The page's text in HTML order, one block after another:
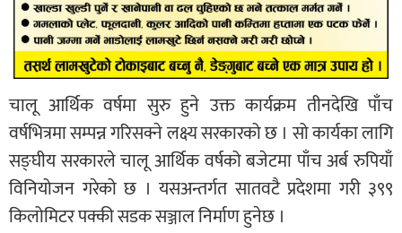
चालू आर्थिक वर्षमा सुरु हुने उक्त कार्यक्रम तीनदेखि पाँच
वर्षभित्रमा सम्पन्न गरिसक्ने लक्ष्य सरकारको छ । सो कार्यका लागि
सङ्घीय सरकारले चालू आर्थिक वर्षको बजेटमा पाँच अर्ब रुपियाँ
विनियोजन गरेको छ । यसअन्तर्गत सातवटै प्रदेशमा गरी ३९९
किलोमिटर पक्की सडक सञ्जाल निर्माण हुनेछ ।